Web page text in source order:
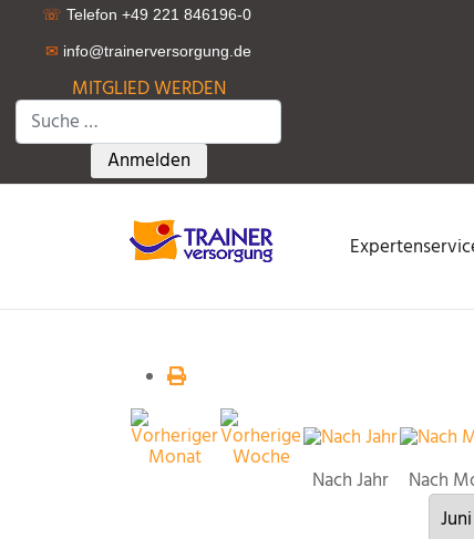
☏ Telefon +49 221 846196-0
✉ info@trainerversorgung.de
MITGLIED WERDEN
Suchen
Type 2 or more characters for results.
Anmelden
Nach Jahr Nach